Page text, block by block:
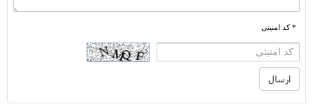
* کد امنیتی